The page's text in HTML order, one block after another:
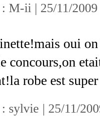
M-ii | 25/11/2009
oui
concours,on
robe est
sylvie | 25/11/